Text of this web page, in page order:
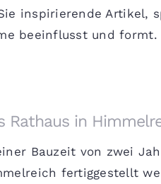
inspirierende
beeinflusst und
Rathaus in
Bauzeit von zwei
fertiggestellt